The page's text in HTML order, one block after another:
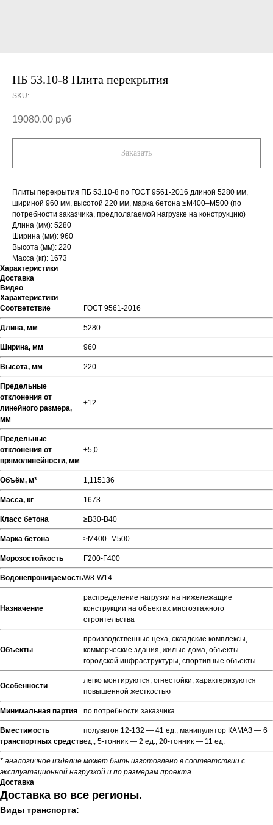
ПБ 53.10-8 Плита перекрытия
SKU:
19080.00 руб
Заказать
Плиты перекрытия ПБ 53.10-8 по ГОСТ 9561-2016 длиной 5280 мм,
шириной 960 мм, высотой 220 мм, марка бетона ≥М400–М500 (по
потребности заказчика, предполагаемой нагрузке на конструкцию)
Длина (мм): 5280
Ширина (мм): 960
Высота (мм): 220
Масса (кг): 1673
Характеристики
Доставка
Видео
Характеристики
Соответствие
ГОСТ 9561-2016
Длина, мм 5280
Ширина, мм 960
Высота, мм 220
Предельные
отклонения от
линейного размера,
мм
±12
Предельные
отклонения от
прямолинейности, мм
±5,0
Объём, м³ 1,115136
Масса, кг 1673
Класс бетона ≥В30-В40
Марка бетона ≥М400–М500
Морозостойкость F200-F400
ВодонепроницаемостьW8-W14
Назначение
распределение нагрузки на нижележащие
конструкции на объектах многоэтажного
строительства
Объекты
производственные цеха, складские комплексы,
коммерческие здания, жилые дома, объекты
городской инфраструктуры, спортивные объекты
Особенности
легко монтируются, огнестойки, характеризуются
повышенной жесткостью
Минимальная партия по потребности заказчика
Вместимость
транспортных средств
полувагон 12-132 — 41 ед., манипулятор КАМАЗ — 6
ед., 5-тонник — 2 ед., 20-тонник — 11 ед.
* аналогичное изделие может быть изготовлено в соответствии с
эксплуатационной нагрузкой и по размерам проекта
Доставка
Доставка во все регионы.
Виды транспорта: